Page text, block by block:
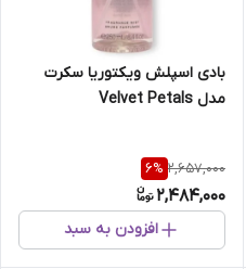
بادی اسپلش ویکتوریا سکرت
مدل Velvet Petals
2,657,000
6%
2,484,000
افزودن به سبد